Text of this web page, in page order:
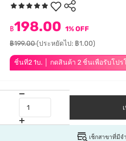
ชิ้นที่2 1บ. │ กดสินค้า 2 ชิ้นเพื่อรับโป
฿198.00 1% OFF
฿199.00(ประหยัดไป: ฿1.00)
เช็กสาขาที่มีจ